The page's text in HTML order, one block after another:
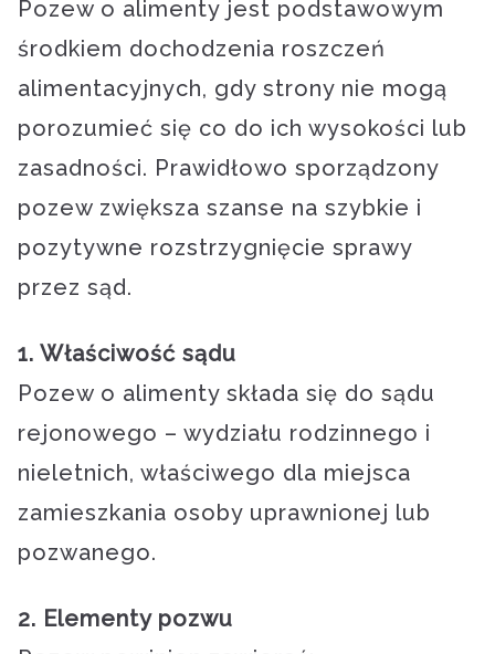
Pozew o alimenty jest podstawowym
środkiem dochodzenia roszczeń
alimentacyjnych, gdy strony nie mogą
porozumieć się co do ich wysokości lub
zasadności. Prawidłowo sporządzony
pozew zwiększa szanse na szybkie i
pozytywne rozstrzygnięcie sprawy
przez sąd.
1. Właściwość sądu
Pozew o alimenty składa się do sądu
rejonowego – wydziału rodzinnego i
nieletnich, właściwego dla miejsca
zamieszkania osoby uprawnionej lub
pozwanego.
2. Elementy pozwu